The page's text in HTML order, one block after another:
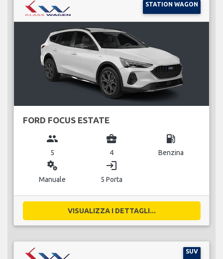
STATION WAGON
FORD FOCUS ESTATE
group
5
business_center
4
local_gas_station
Benzina
miscellaneous_services
Manuale
login
5 Porta
VISUALIZZA I DETTAGLI...
SUV